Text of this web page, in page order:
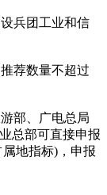
兵团工业和信
荐数量不超过
部、广电总局
总部可直接申报
地指标)，申报